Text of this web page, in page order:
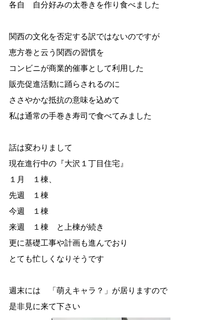
各自 自分好みの太巻きを作り食べました
関西の文化を否定する訳ではないのですが
恵方巻と云う関西の習慣を
コンビニが商業的催事として利用した
販売促進活動に踊らされるのに
ささやかな抵抗の意味を込めて
私は通常の手巻き寿司で食べてみました
話は変わりまして
現在進行中の『大沢１丁目住宅』
１月 １棟、
先週 １棟
今週 １棟
来週 １棟 と上棟が続き
更に基礎工事や計画も進んでおり
とても忙しくなりそうです
週末には 「萌えキャラ？」が居りますので
是非見に来て下さい